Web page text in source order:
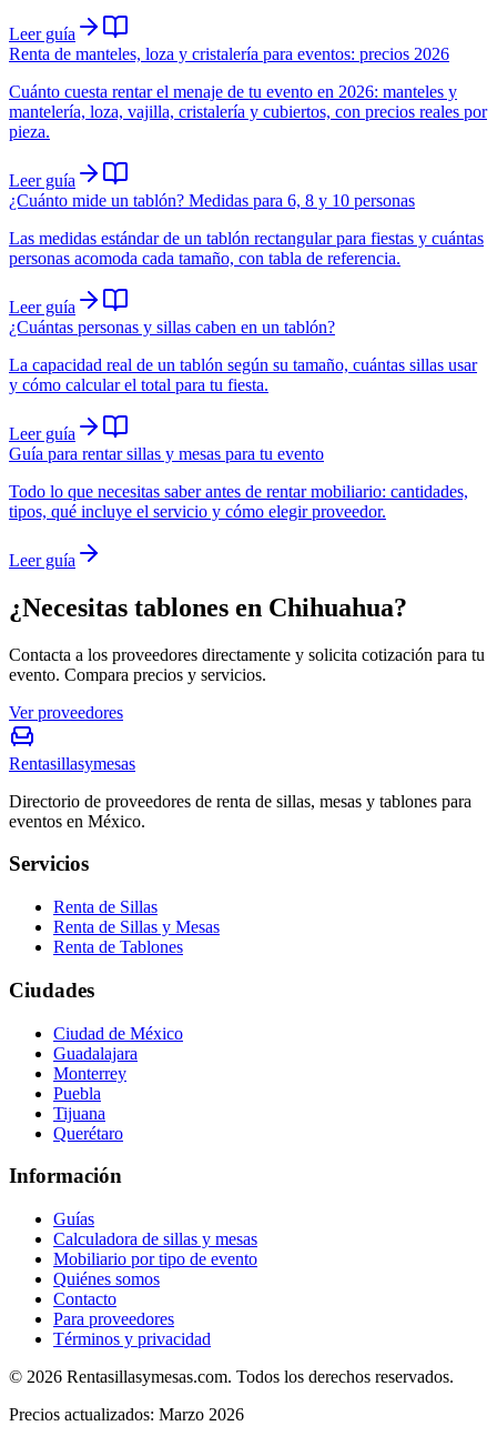
Leer guía
Renta de manteles, loza y cristalería para eventos: precios 2026
Cuánto cuesta rentar el menaje de tu evento en 2026: manteles y
mantelería, loza, vajilla, cristalería y cubiertos, con precios reales por
pieza.
Leer guía
¿Cuánto mide un tablón? Medidas para 6, 8 y 10 personas
Las medidas estándar de un tablón rectangular para fiestas y cuántas
personas acomoda cada tamaño, con tabla de referencia.
Leer guía
¿Cuántas personas y sillas caben en un tablón?
La capacidad real de un tablón según su tamaño, cuántas sillas usar
y cómo calcular el total para tu fiesta.
Leer guía
Guía para rentar sillas y mesas para tu evento
Todo lo que necesitas saber antes de rentar mobiliario: cantidades,
tipos, qué incluye el servicio y cómo elegir proveedor.
Leer guía
¿Necesitas tablones en Chihuahua?
Contacta a los proveedores directamente y solicita cotización para tu
evento. Compara precios y servicios.
Ver proveedores
Rentasillasymesas
Directorio de proveedores de renta de sillas, mesas y tablones para
eventos en México.
Servicios
Renta de Sillas
Renta de Sillas y Mesas
Renta de Tablones
Ciudades
Ciudad de México
Guadalajara
Monterrey
Puebla
Tijuana
Querétaro
Información
Guías
Calculadora de sillas y mesas
Mobiliario por tipo de evento
Quiénes somos
Contacto
Para proveedores
Términos y privacidad
© 2026 Rentasillasymesas.com. Todos los derechos reservados.
Precios actualizados: Marzo 2026